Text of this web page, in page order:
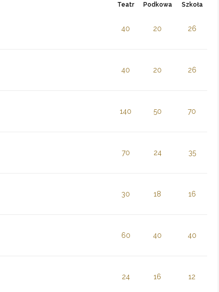
Teatr Podkowa Szkoła
40 20 26
40 20 26
140 50 70
70 24 35
30 18 16
60 40 40
24 16 12